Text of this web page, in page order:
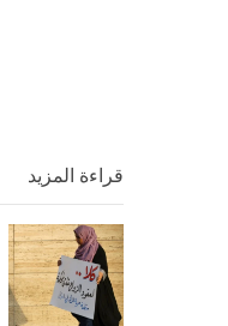
قراءة المزيد